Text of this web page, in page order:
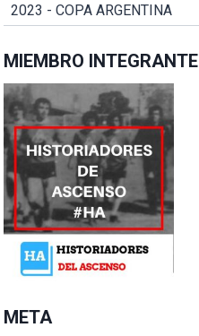
2023 - COPA ARGENTINA
MIEMBRO INTEGRANTE
META